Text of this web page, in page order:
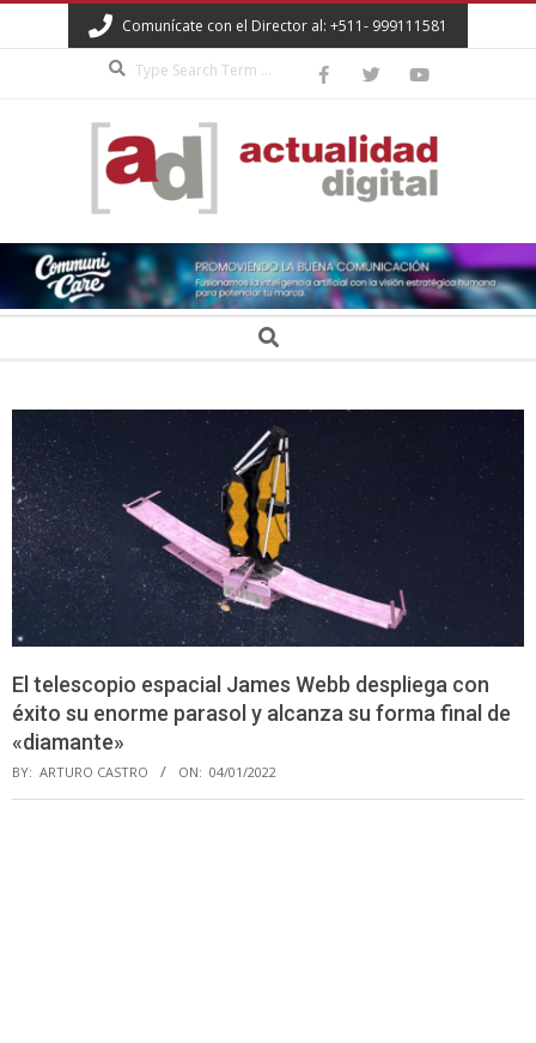
to
Comunícate con el Director al: +511- 999111581
ACTUALIDAD
DIGITAL Search
El telescopio espacial James Webb despliega con
éxito su enorme parasol y alcanza su forma final de
«diamante»
BY: ARTURO CASTRO ON: 04/01/2022